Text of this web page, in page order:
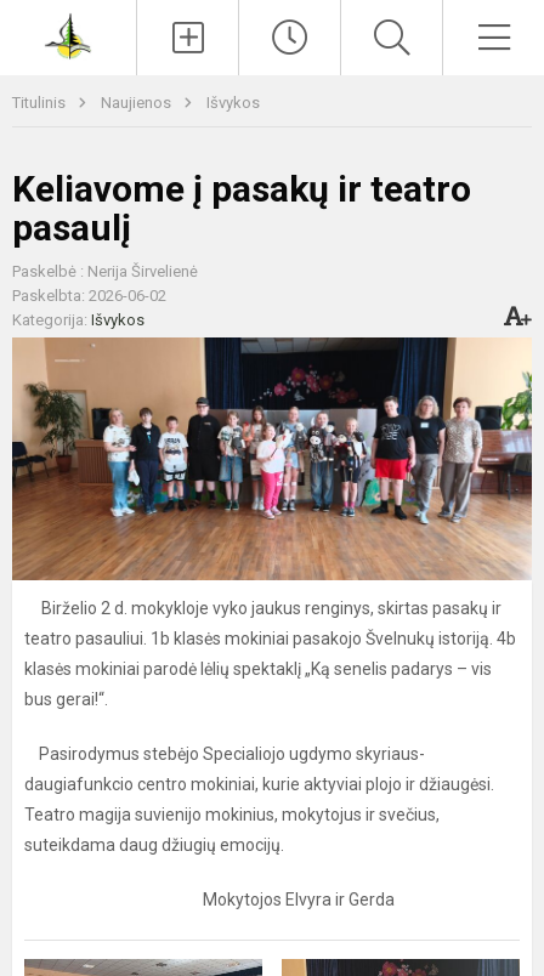
Titulinis Naujienos Išvykos
Keliavome į pasakų ir teatro
pasaulį
Paskelbė : Nerija Širvelienė
Paskelbta: 2026-06-02
Kategorija: Išvykos
Birželio 2 d. mokykloje vyko jaukus renginys, skirtas pasakų ir
teatro pasauliui. 1b klasės mokiniai pasakojo Švelnukų istoriją. 4b
klasės mokiniai parodė lėlių spektaklį „Ką senelis padarys – vis
bus gerai!“.
Pasirodymus stebėjo Specialiojo ugdymo skyriaus-
daugiafunkcio centro mokiniai, kurie aktyviai plojo ir džiaugėsi.
Teatro magija suvienijo mokinius, mokytojus ir svečius,
suteikdama daug džiugių emocijų.
Mokytojos Elvyra ir Gerda